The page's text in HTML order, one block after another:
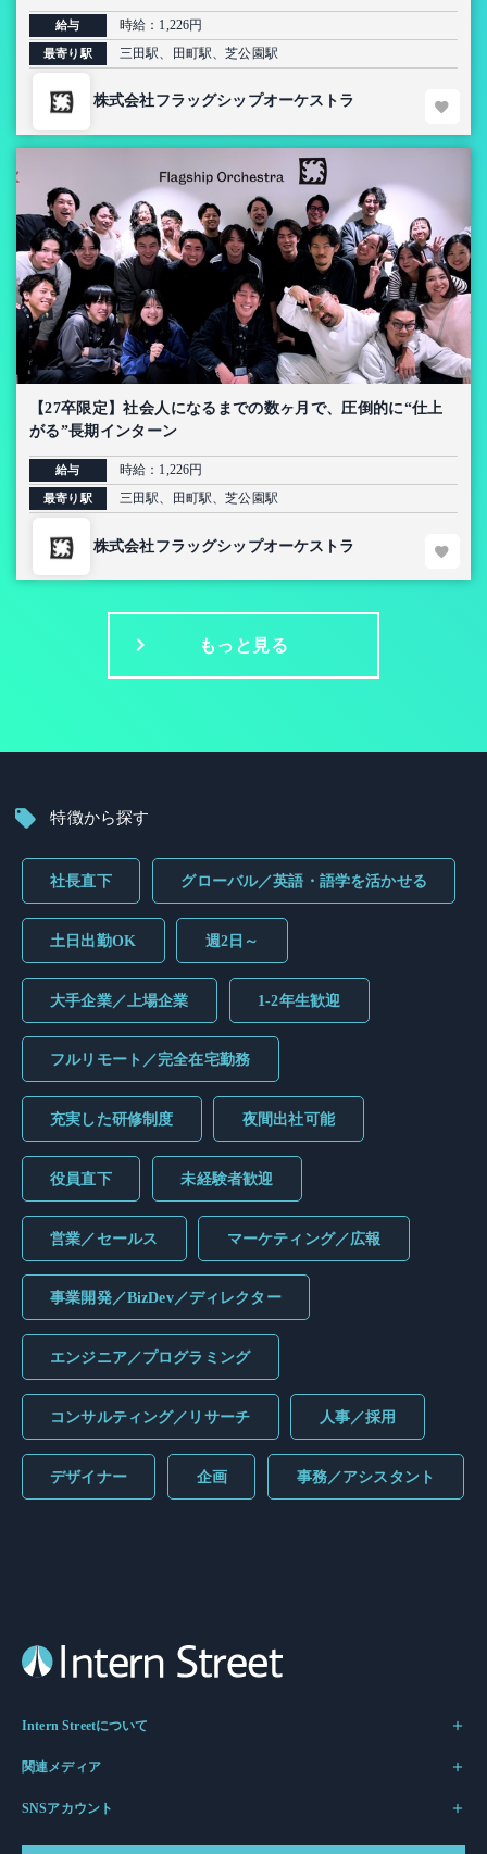
上流インターン【AI導入プロジェクト】
給与 時給：1,226円
最寄り駅 三田駅、田町駅、芝公園駅
株式会社フラッグシップオーケストラ
【27卒限定】社会人になるまでの数ヶ月で、圧倒的に“仕上
がる”長期インターン
給与 時給：1,226円
最寄り駅 三田駅、田町駅、芝公園駅
株式会社フラッグシップオーケストラ
もっと見る
特徴から探す
社長直下 グローバル／英語・語学を活かせる
土日出勤OK 週2日～
大手企業／上場企業 1-2年生歓迎
フルリモート／完全在宅勤務
充実した研修制度 夜間出社可能
役員直下 未経験者歓迎
営業／セールス マーケティング／広報
事業開発／BizDev／ディレクター
エンジニア／プログラミング
コンサルティング／リサーチ 人事／採用
デザイナー 企画 事務／アシスタント
Intern Streetについて
関連メディア
SNSアカウント